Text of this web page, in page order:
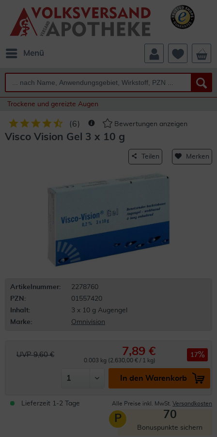
Menü
Trockene und gereizte Augen
(6) Bewertungen anzeigen
Visco Vision Gel 3 x 10 g
Teilen Merken
Artikelnummer:
2278760
PZN:
01557420
Inhalt:
3 x 10 g Augengel
Marke:
Omnivision
UVP 9,60 € 7,89 €
0.003 kg (2.630,00 € / 1 kg)
17
In den Warenkorb
Lieferzeit 1-2 Tage Alle Preise inkl. MwSt. Versandkosten
P 70
Bonuspunkte sichern